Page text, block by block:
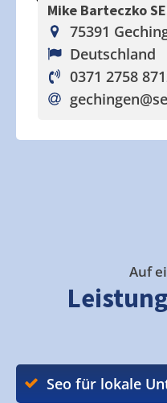
Mike Barteczko
75391
Deutschland
0371 2758
gechingen
Auf
Seo für lokale